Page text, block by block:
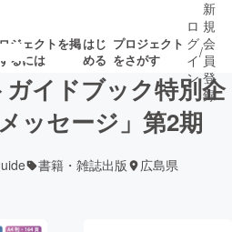
ジェクトを掲
るには
はじ
める
プロジェクト
をさがす
着プロ募集終了が近いプ
ロジェクト
もうすぐ公開
されます
ロ
グ
イ
ン
/
新
規
会
員
登
録
イドブック特別企
ッセージ」第2期
書籍・雑誌出版 広島県